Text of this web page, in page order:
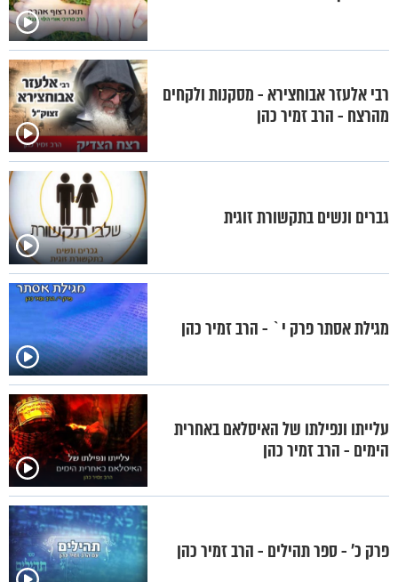
רבי אלעזר אבוחצירא - מסקנות ולקחים
מהרצח - הרב זמיר כהן
גברים ונשים בתקשורת זוגית
מגילת אסתר פרק י` - הרב זמיר כהן
עלייתו ונפילתו של האיסלאם באחרית
הימים - הרב זמיר כהן
פרק כ’ - ספר תהילים - הרב זמיר כהן